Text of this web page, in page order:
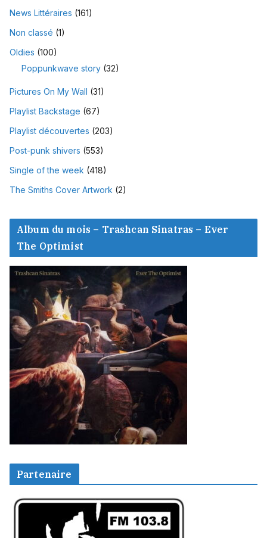
News Littéraires (161)
Non classé (1)
Oldies (100)
Poppunkwave story (32)
Pictures On My Wall (31)
Playlist Backstage (67)
Playlist découvertes (203)
Post-punk shivers (553)
Single of the week (418)
The Smiths Cover Artwork (2)
Album du mois – Trashcan Sinatras – Ever
The Optimist
Partenaire